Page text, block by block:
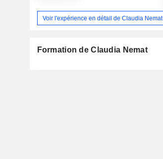
Voir l'expérience en détail de Claudia Nemat
Formation de Claudia Nemat